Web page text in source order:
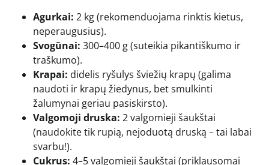
Agurkai: 2 kg (rekomenduojama rinktis kietus,
neperaugusius).
Svogūnai: 300–400 g (suteikia pikantiškumo ir
traškumo).
Krapai: didelis ryšulys šviežių krapų (galima
naudoti ir krapų žiedynus, bet smulkinti
žalumynai geriau pasiskirsto).
Valgomoji druska: 2 valgomieji šaukštai
(naudokite tik rupią, nejoduotą druską – tai labai
svarbu!).
Cukrus: 4–5 valgomieji šaukštai (priklausomai